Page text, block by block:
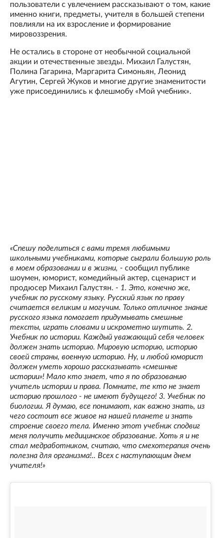
пользователи с увлечением рассказывают о том, какие
именно книги, предметы, учителя в большей степени
повлияли на их взросление и формирование
мировоззрения.
Не остались в стороне от необычной социальной
акции и отечественные звезды. Михаил Галустян,
Полина Гагарина, Маргарита Симоньян, Леонид
Агутин, Сергей Жуков и многие другие знаменитости
уже присоединились к флешмобу «Мой учебник».
«Спешу поделиться с вами тремя любимыми
школьными учебниками, которые сыграли большую роль
в моем образовании и в жизни, - сообщил публике
шоумен, юморист, комедийный актер, сценарист и
продюсер Михаил Галустян. - 1. Это, конечно же,
учебник по русскому языку. Русский язык по праву
считается великим и могучим. Только отличное знание
русского языка помогает придумывать смешные
тексты, играть словами и искрометно шутить. 2.
Учебник по истории. Каждый уважающий себя человек
должен знать историю. Мировую историю, историю
своей страны, военную историю. Ну, и любой юморист
должен уметь хорошо рассказывать «смешные
истории»! Мало кто знает, что я по образованию
учитель истории и права. Помните, те кто не знает
историю прошлого - не имеют будущего! 3. Учебник по
биологии. Я думаю, все понимают, как важно знать, из
чего состоит все живое на нашей планете и знать
строение своего тела. Именно этот учебник сподвиг
меня получить медицинское образование. Хоть я и не
стал медработником, считаю, что смехотерапия очень
полезна для организма!.. Всех с наступающим днем
учителя!»